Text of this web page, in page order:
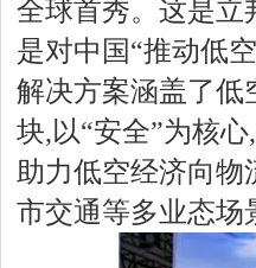
全球首秀。这是立
是对中国“推动低
解决方案涵盖了低
块,以“安全”为核
助力低空经济向
市交通等多业态场